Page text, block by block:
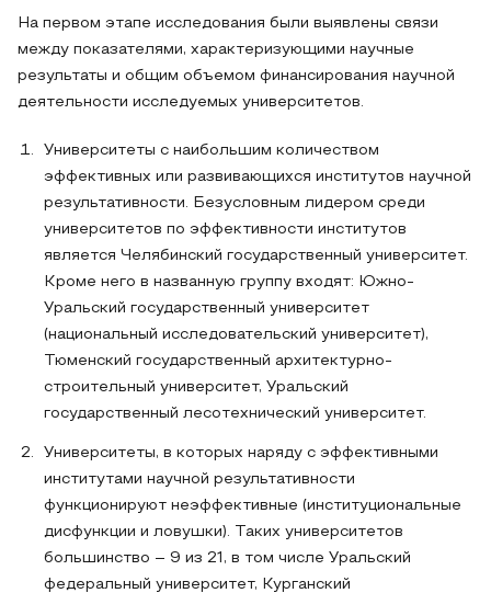
На первом этапе исследования были выявлены связи
между показателями, характеризующими научные
результаты и общим объемом финансирования научной
деятельности исследуемых университетов.
Университеты с наибольшим количеством
эффективных или развивающихся институтов научной
результативности. Безусловным лидером среди
университетов по эффективности институтов
является Челябинский государственный университет.
Кроме него в названную группу входят: Южно-
Уральский государственный университет
(национальный исследовательский университет),
Тюменский государственный архитектурно-
строительный университет, Уральский
государственный лесотехнический университет.
Университеты, в которых наряду с эффективными
институтами научной результативности
функционируют неэффективные (институциональные
дисфункции и ловушки). Таких университетов
большинство – 9 из 21, в том числе Уральский
федеральный университет, Курганский